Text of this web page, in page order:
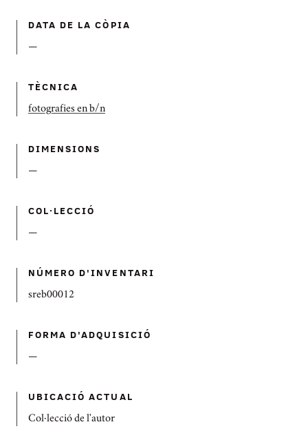
DATA DE LA CÒPIA
—
TÈCNICA
fotografies en b/n
DIMENSIONS
—
COL·LECCIÓ
—
NÚMERO D'INVENTARI
sreb00012
FORMA D'ADQUISICIÓ
—
UBICACIÓ ACTUAL
Col·lecció de l'autor